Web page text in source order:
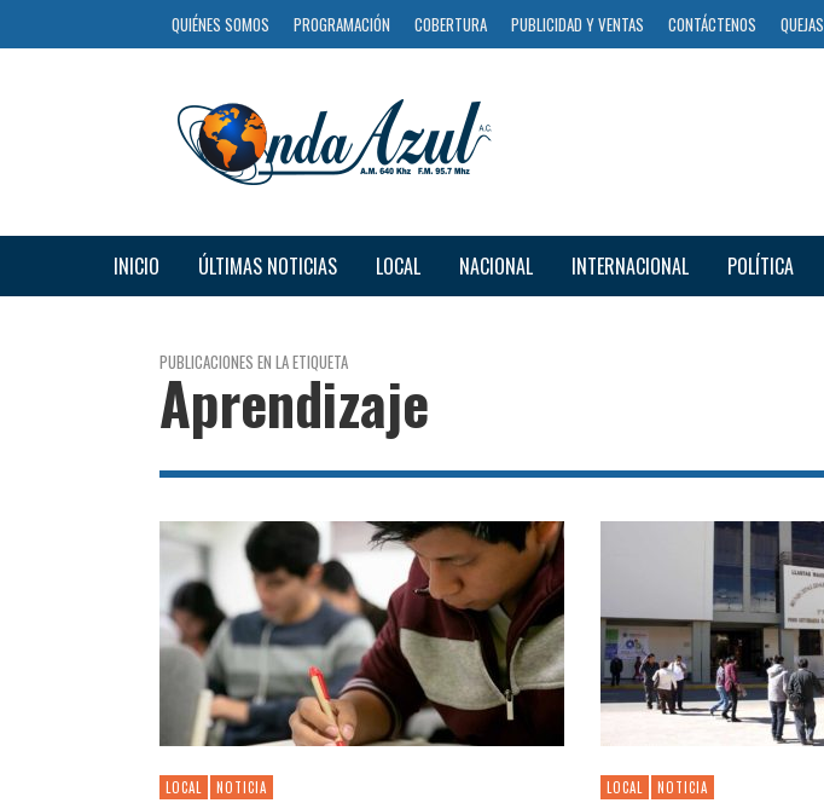
QUIÉNES SOMOS PROGRAMACIÓN COBERTURA PUBLICIDAD Y VENTAS CONTÁCTENOS QUEJAS
INICIO ÚLTIMAS NOTICIAS LOCAL NACIONAL INTERNACIONAL POLÍTICA
PUBLICACIONES EN LA ETIQUETA
Aprendizaje
LOCAL NOTICIA LOCAL NOTICIA